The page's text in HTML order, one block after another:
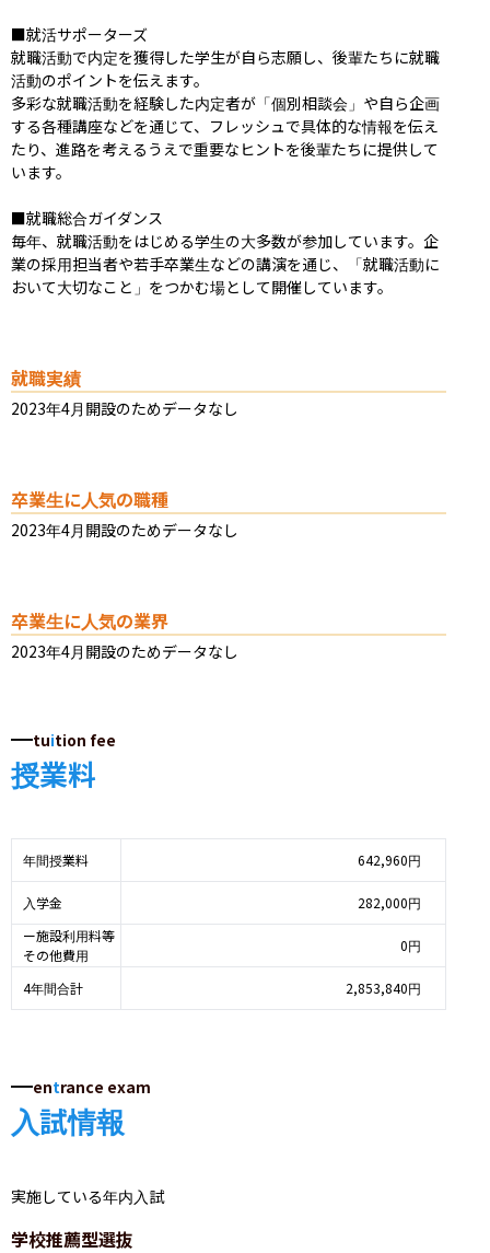
■就活サポーターズ
就職活動で内定を獲得した学⽣が⾃ら志願し、後輩たちに就職
活動のポイントを伝えます。
多彩な就職活動を経験した内定者が「個別相談会」や自ら企画
する各種講座などを通じて、フレッシュで具体的な情報を伝え
たり、進路を考えるうえで重要なヒントを後輩たちに提供して
います。
■就職総合ガイダンス
毎年、就職活動をはじめる学生の大多数が参加しています。企
業の採用担当者や若手卒業生などの講演を通じ、「就職活動に
おいて大切なこと」をつかむ場として開催しています。
就職実績
2023年4月開設のためデータなし
卒業生に人気の職種
2023年4月開設のためデータなし
卒業生に人気の業界
2023年4月開設のためデータなし
tuition fee
授業料
年間授業料 642,960円
入学金
282,000円
ー施設利用料等
その他費用
0円
4年間合計 2,853,840円
entrance exam
入試情報
実施している年内入試
学校推薦型選抜